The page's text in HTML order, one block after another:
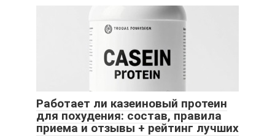
Работает ли казеиновый протеин
для похудения: состав, правила
приема и отзывы + рейтинг лучших